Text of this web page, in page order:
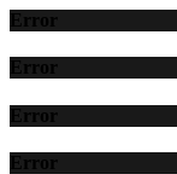
Error
Error
Error
Error